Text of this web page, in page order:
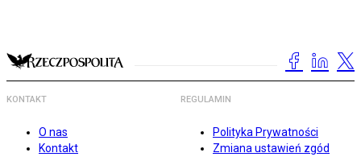
KONTAKT
O nas
Kontakt
REGULAMIN
Polityka Prywatności
Zmiana ustawień zgód